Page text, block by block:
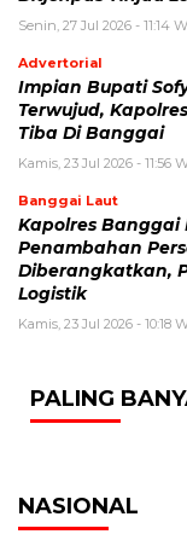
Senin, 27 Jul 2026 - 11:14
Advertorial
Impian Bupati
Terwujud,
Tiba Di Banggai
Kamis, 23 Jul 2026 - 11:56
Banggai Laut
Kapolres Banggai
Penambahan
Diberangkatkan,
Logistik
Kamis, 23 Jul 2026 - 10:18
PALING
NASIONAL